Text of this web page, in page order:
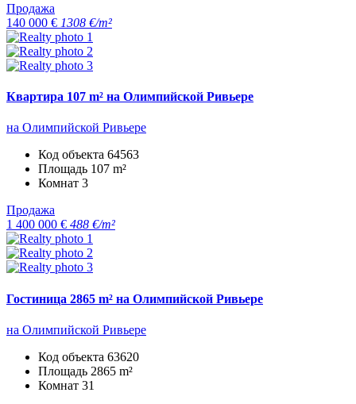
Продажа
140 000 € 1308 €/m²
Квартира 107 m² на Олимпийской Ривьере
на Олимпийской Ривьере
Код объекта 64563
Площадь 107 m²
Комнат 3
Продажа
1 400 000 € 488 €/m²
Гостиница 2865 m² на Олимпийской Ривьере
на Олимпийской Ривьере
Код объекта 63620
Площадь 2865 m²
Комнат 31